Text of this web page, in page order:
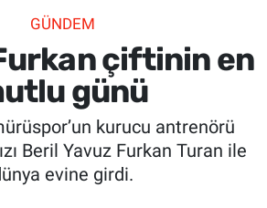
GÜNDEM
çiftinin en
günü
kurucu antrenörü
Beril Yavuz Furkan Turan ile
evine girdi.